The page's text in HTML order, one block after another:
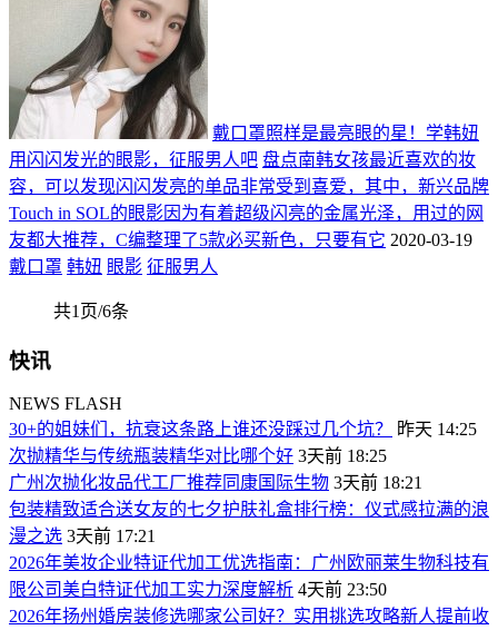
戴口罩照样是最亮眼的星！学韩妞
用闪闪发光的眼影，征服男人吧 盘点南韩女孩最近喜欢的妆
容，可以发现闪闪发亮的单品非常受到喜爱，其中，新兴品牌
Touch in SOL的眼影因为有着超级闪亮的金属光泽，用过的网
友都大推荐，C编整理了5款必买新色，只要有它 2020-03-19
戴口罩 韩妞 眼影 征服男人
共1页/6条
快讯
NEWS FLASH
30+的姐妹们，抗衰这条路上谁还没踩过几个坑？
昨天 14:25
次抛精华与传统瓶装精华对比哪个好 3天前 18:25
广州次抛化妆品代工厂推荐同康国际生物 3天前 18:21
包装精致适合送女友的七夕护肤礼盒排行榜：仪式感拉满的浪
漫之选 3天前 17:21
2026年美妆企业特证代加工优选指南：广州欧丽莱生物科技有
限公司美白特证代加工实力深度解析 4天前 23:50
2026年扬州婚房装修选哪家公司好？实用挑选攻略新人提前收